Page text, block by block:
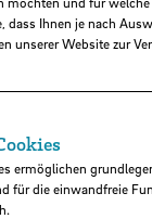
ging einher,
die
Die
Standort
den
denn
zu lehren und
dass Ihnen je nach
unserer Website zur
ermöglichen
für die einwandfreie